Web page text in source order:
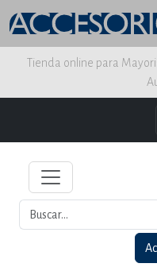
Tienda online para